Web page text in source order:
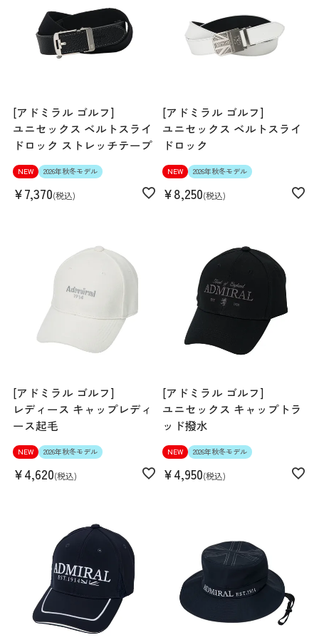
[アドミラル ゴルフ]
ユニセックス ベルトスライ
ドロック ストレッチテープ
NEW 2026年秋冬モデル
¥7,370 税込
[アドミラル ゴルフ]
ユニセックス ベルトスライ
ドロック
NEW 2026年秋冬モデル
¥8,250 税込
[アドミラル ゴルフ]
レディース キャップレディ
ース起毛
NEW 2026年秋冬モデル
¥4,620 税込
[アドミラル ゴルフ]
ユニセックス キャップトラ
ッド撥水
NEW 2026年秋冬モデル
¥4,950 税込